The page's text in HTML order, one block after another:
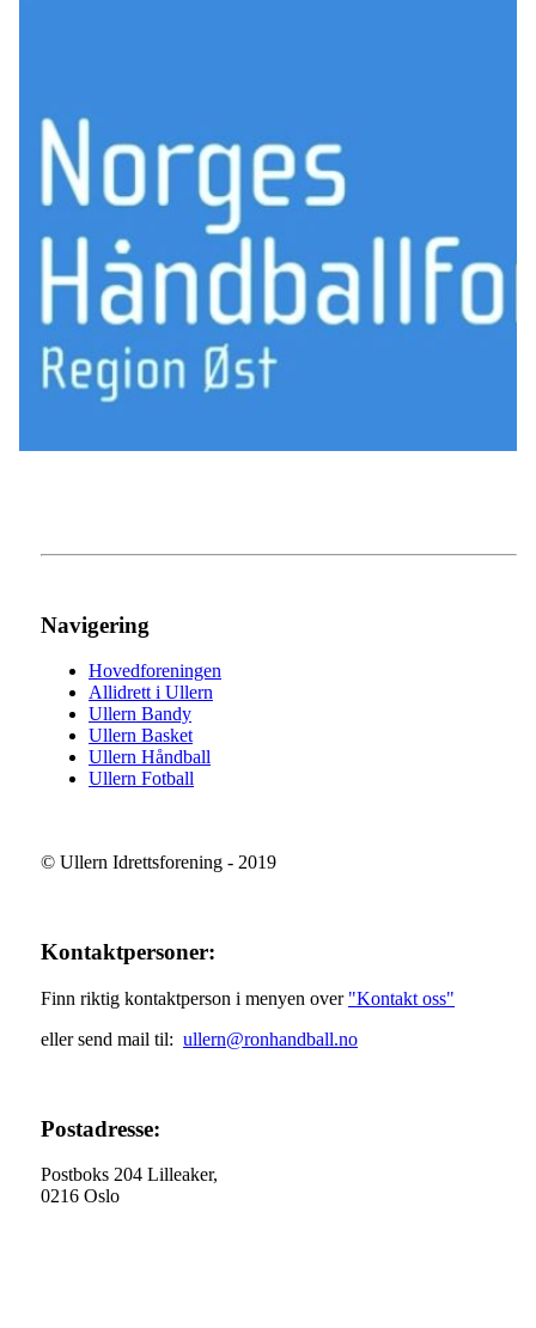
Navigering
Hovedforeningen
Allidrett i Ullern
Ullern Bandy
Ullern Basket
Ullern Håndball
Ullern Fotball
© Ullern Idrettsforening - 2019
Kontaktpersoner:
Finn riktig kontaktperson i menyen over "Kontakt oss"
eller send mail til: ullern@ronhandball.no
Postadresse:
Postboks 204 Lilleaker,
0216 Oslo